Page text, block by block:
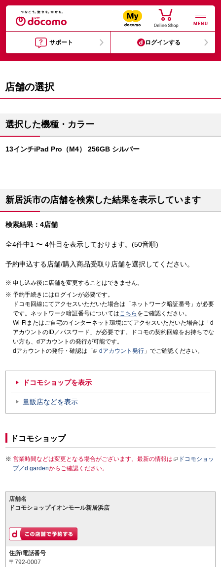
MENU
サポート ログインする
店舗の選択
選択した機種・カラー
13インチiPad Pro（M4） 256GB シルバー
新居浜市の店舗を検索した結果を表示しています
検索結果：4店舗
全4件中1 〜 4件目を表示しております。(50音順)
予約申込する店舗/購入商品受取り店舗を選択してください。
申し込み後に店舗を変更することはできません。
予約手続きにはログインが必要です。
ドコモ回線にてアクセスいただいた場合は「ネットワーク暗証番号」が必要
です。ネットワーク暗証番号についてはこちら をご確認ください。
Wi-Fiまたはご自宅のインターネット環境にてアクセスいただいた場合は「d
アカウントのID／パスワード」が必要です。ドコモの契約回線をお持ちでな
い方も、dアカウントの発行が可能です。
dアカウントの発行・確認は「
dアカウント発行 」でご確認ください。
ドコモショップを表示
量販店などを表示
ドコモショップ
営業時間などは変更となる場合がございます。最新の情報は
ドコモショッ
プ／d gardenからご確認ください。
店舗名
ドコモショップイオンモール新居浜店
住所/電話番号
〒792-0007